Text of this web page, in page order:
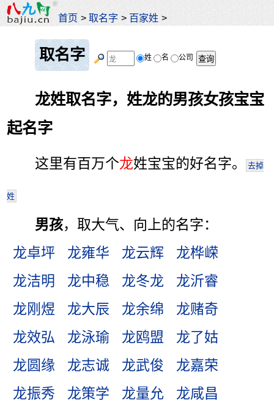
首页 >取名字 > 百家姓 >
取名字 姓 名 公司
龙姓取名字，姓龙的男孩女孩宝宝
起名字
这里有百万个龙姓宝宝的好名字。 去掉
姓
男孩，取大气、向上的名字：
龙卓坪
龙雍华 龙云辉
龙桦嵘
龙洁明
龙中稳 龙冬龙
龙沂睿
龙刚煜
龙大辰 龙余绵
龙赌奇
龙效弘
龙泳瑜 龙鸥盟
龙了姑
龙圆缘
龙志诚 龙武俊
龙嘉荣
龙振秀
龙策学 龙量允
龙咸昌